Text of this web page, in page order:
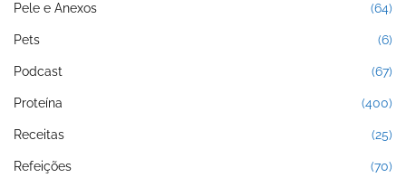
Pele e Anexos (64)
Pets (6)
Podcast (67)
Proteína (400)
Receitas (25)
Refeições (70)